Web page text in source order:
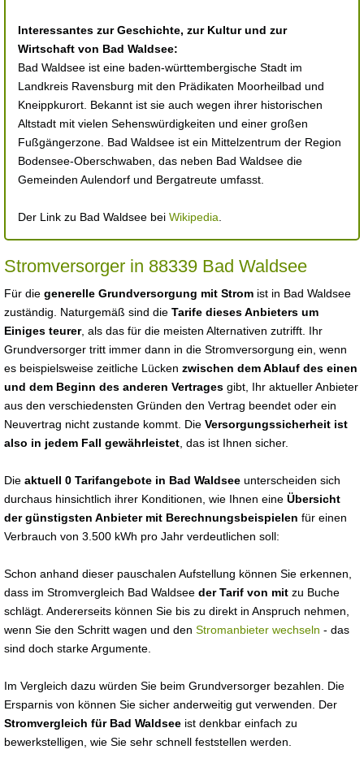
Interessantes zur Geschichte, zur Kultur und zur
Wirtschaft von Bad Waldsee:
Bad Waldsee ist eine baden-württembergische Stadt im
Landkreis Ravensburg mit den Prädikaten Moorheilbad und
Kneippkurort. Bekannt ist sie auch wegen ihrer historischen
Altstadt mit vielen Sehenswürdigkeiten und einer großen
Fußgängerzone. Bad Waldsee ist ein Mittelzentrum der Region
Bodensee-Oberschwaben, das neben Bad Waldsee die
Gemeinden Aulendorf und Bergatreute umfasst.
Der Link zu Bad Waldsee bei Wikipedia
Stromversorger in 88339 Bad Waldsee
Für die generelle Grundversorgung mit Strom ist in Bad Waldsee
zuständig. Naturgemäß sind die Tarife dieses Anbieters um
Einiges teurer, als das für die meisten Alternativen zutrifft. Ihr
Grundversorger tritt immer dann in die Stromversorgung ein, wenn
es beispielsweise zeitliche Lücken zwischen dem Ablauf des einen
und dem Beginn des anderen Vertrages gibt, Ihr aktueller Anbieter
aus den verschiedensten Gründen den Vertrag beendet oder ein
Neuvertrag nicht zustande kommt. Die Versorgungssicherheit ist
also in jedem Fall gewährleistet , das ist Ihnen sicher.
Die aktuell 0 Tarifangebote in Bad Waldsee unterscheiden sich
durchaus hinsichtlich ihrer Konditionen, wie Ihnen eine Übersicht
der günstigsten Anbieter mit Berechnungsbeispielen für einen
Verbrauch von 3.500 kWh pro Jahr verdeutlichen soll:
Schon anhand dieser pauschalen Aufstellung können Sie erkennen,
dass im Stromvergleich Bad Waldsee der Tarif von mit zu Buche
schlägt. Andererseits können Sie bis zu direkt in Anspruch nehmen,
wenn Sie den Schritt wagen und den Stromanbieter wechseln - das
sind doch starke Argumente.
Im Vergleich dazu würden Sie beim Grundversorger bezahlen. Die
Ersparnis von können Sie sicher anderweitig gut verwenden. Der
Stromvergleich für Bad Waldsee ist denkbar einfach zu
bewerkstelligen, wie Sie sehr schnell feststellen werden.